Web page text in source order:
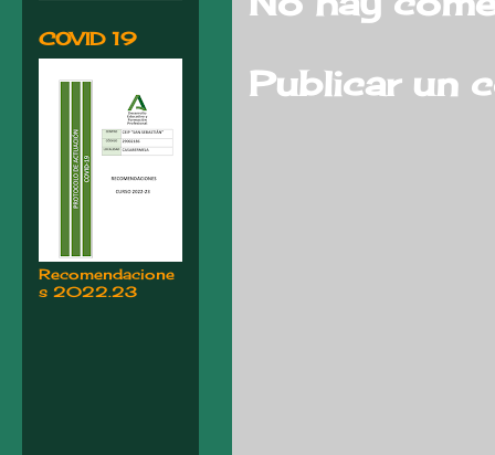
Publicar un
COVID 19
Recomendacione
s 2022.23